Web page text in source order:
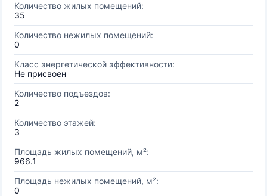
Количество жилых помещений:
35
Количество нежилых помещений:
0
Класс энергетической эффективности:
Не присвоен
Количество подъездов:
2
Количество этажей:
3
Площадь жилых помещений, м²:
966.1
Площадь нежилых помещений, м²:
0